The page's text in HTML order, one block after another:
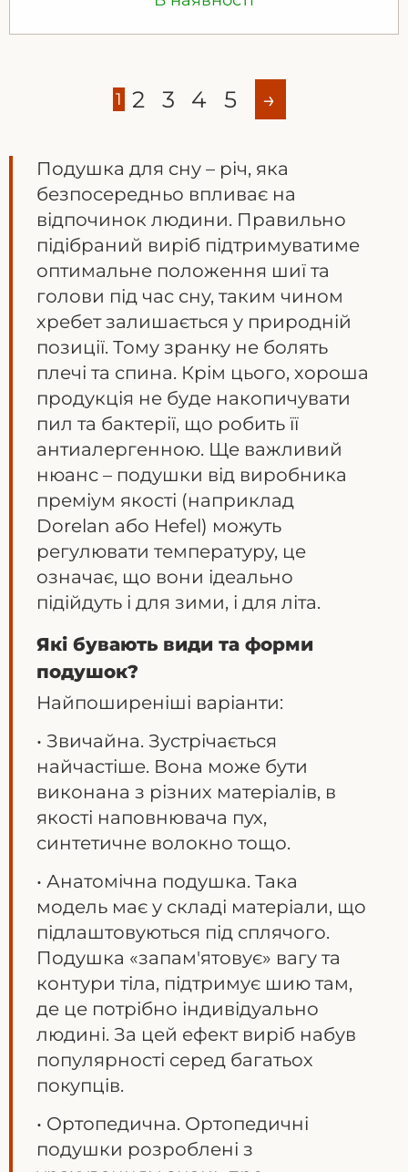
1 2 3 4 5 →
Подушка для сну – річ, яка
безпосередньо впливає на
відпочинок людини. Правильно
підібраний виріб підтримуватиме
оптимальне положення шиї та
голови під час сну, таким чином
хребет залишається у природній
позиції. Тому зранку не болять
плечі та спина. Крім цього, хороша
продукція не буде накопичувати
пил та бактерії, що робить її
антиалергенною. Ще важливий
нюанс – подушки від виробника
преміум якості (наприклад
Dorelan або Hefel) можуть
регулювати температуру, це
означає, що вони ідеально
підійдуть і для зими, і для літа.
Які бувають види та форми
подушок?
Найпоширеніші варіанти:
• Звичайна. Зустрічається
найчастіше. Вона може бути
виконана з різних матеріалів, в
якості наповнювача пух,
синтетичне волокно тощо.
• Анатомічна подушка. Така
модель має у складі матеріали, що
підлаштовуються під сплячого.
Подушка «запам'ятовує» вагу та
контури тіла, підтримує шию там,
де це потрібно індивідуально
людині. За цей ефект виріб набув
популярності серед багатьох
покупців.
• Ортопедична. Ортопедичні
подушки розроблені з